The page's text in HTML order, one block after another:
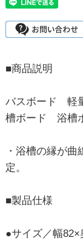
■商品説明
バスボード 軽
槽ボード 浴槽
・浴槽の縁が
定。
■製品仕様
●サイズ／幅